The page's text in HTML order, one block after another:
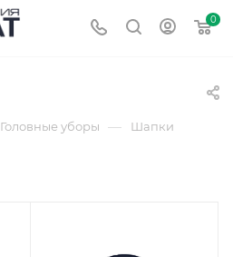
0
Головные уборы — Шапки